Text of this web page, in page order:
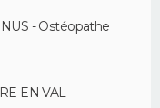
- Ostéopathe
EN VAL